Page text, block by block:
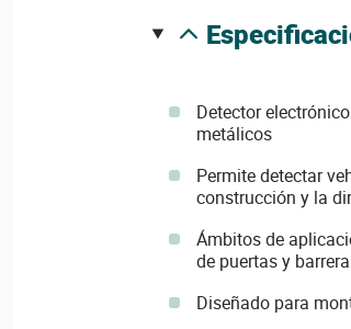
Detector
metálicos
Permite detectar
construcción y la
Ámbitos de
de puertas y
Diseñado para